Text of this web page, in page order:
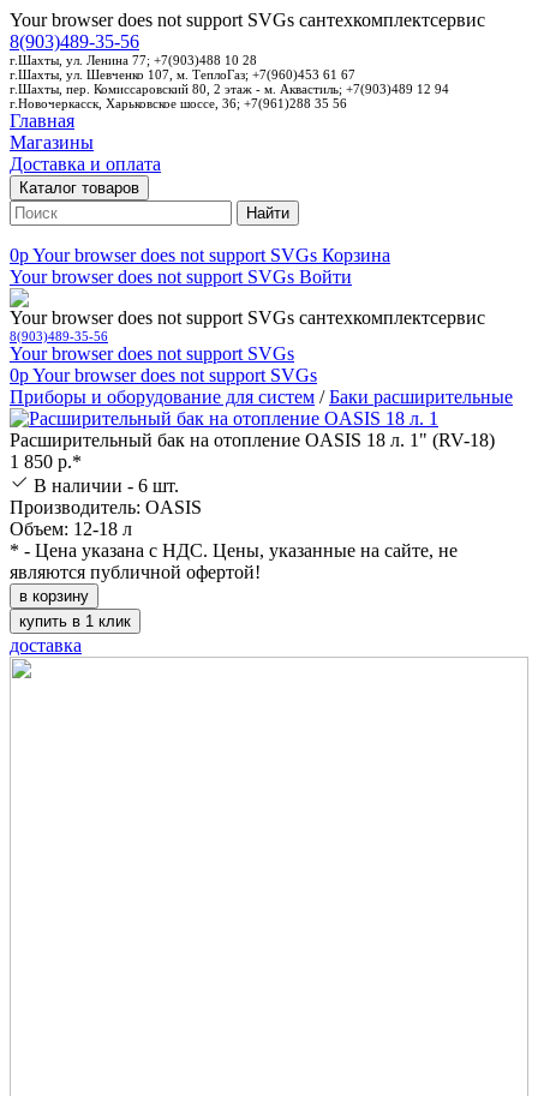
Your browser does not support SVGs сантехкомплектсервис
8(903)489-35-56
г.Шахты, ул. Ленина 77; +7(903)488 10 28
г.Шахты, ул. Шевченко 107, м. ТеплоГаз; +7(960)453 61 67
г.Шахты, пер. Комиссаровский 80, 2 этаж - м. Аквастиль; +7(903)489 12 94
г.Новочеркасск, Харьковское шоссе, 36; +7(961)288 35 56
Главная
Магазины
Доставка и оплата
Каталог товаров
Найти
0pYour browser does not support SVGs Корзина
Your browser does not support SVGs Войти
Your browser does not support SVGs сантехкомплектсервис
8(903)489-35-56
Your browser does not support SVGs
0pYour browser does not support SVGs
Приборы и оборудование для систем /Баки расширительные
Расширительный бак на отопление OASIS 18 л. 1" (RV-18)
1 850 р.*
В наличии - 6 шт.
Производитель: OASIS
Объем: 12-18 л
* - Цена указана с НДС. Цены, указанные на сайте, не
являются публичной офертой!
в корзину
купить в 1 клик
доставка